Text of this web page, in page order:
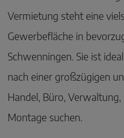
Vermietung steht eine
Gewerbefläche in
Schwenningen. Sie ist
nach einer großzügigen
Handel, Büro,
Montage suchen.